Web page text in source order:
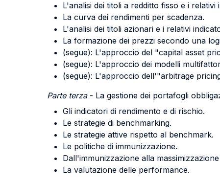
L'analisi dei titoli a redditto fisso e i
La curva dei rendimenti per scadenza.
L'analisi dei titoli azionari e i relativi
La formazione dei prezzi secondo una
(segue): L'approccio del "capital asset
(segue): L'approccio dei modelli
(segue): L'approccio dell'"arbitrage
Parte terza - La gestione dei portafogli
Gli indicatori di rendimento e di rischio.
Le strategie di benchmarking.
Le strategie attive rispetto al benchmark.
Le politiche di immunizzazione.
Dall'immunizzazione alla
La valutazione delle performance.